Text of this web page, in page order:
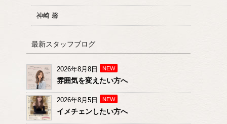
神崎 馨
最新スタッフブログ
2026年8月8日 NEW
雰囲気を変えたい方へ
2026年8月5日 NEW
イメチェンしたい方へ